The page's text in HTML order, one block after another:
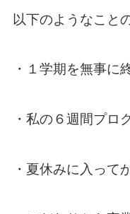
以下のようなこと
・１学期を無事に
・私の６週間プロ
・夏休みに入って